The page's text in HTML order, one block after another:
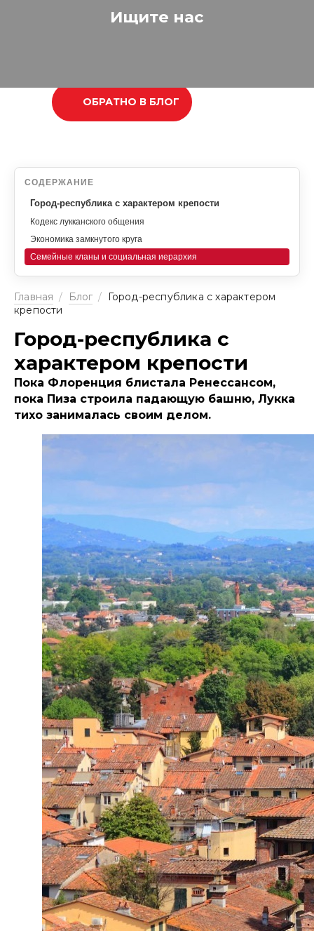
Ищите нас
ОБРАТНО В БЛОГ
СОДЕРЖАНИЕ
Город-республика с характером крепости
Кодекс лукканского общения
Экономика замкнутого круга
Семейные кланы и социальная иерархия
Главная / Блог /
Город-республика с характером
крепости
Город-республика с
характером крепости
Пока Флоренция блистала Ренессансом,
пока Пиза строила падающую башню, Лукка
тихо занималась своим делом.